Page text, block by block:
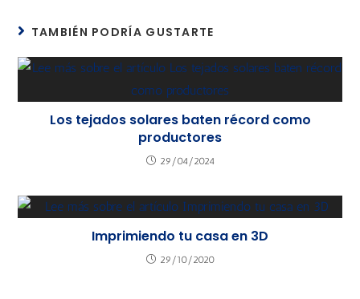
TAMBIÉN PODRÍA GUSTARTE
Los tejados solares baten récord como
productores
29/04/2024
Imprimiendo tu casa en 3D
29/10/2020